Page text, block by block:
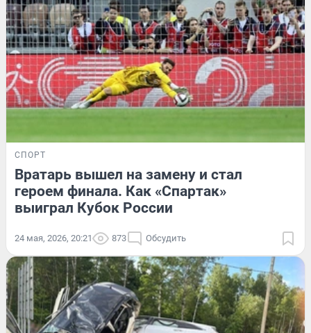
СПОРТ
Вратарь вышел на замену и стал
героем финала. Как «Спартак»
выиграл Кубок России
24 мая, 2026, 20:21 873 Обсудить